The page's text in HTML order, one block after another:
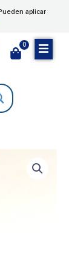
aplicar
0
Cart